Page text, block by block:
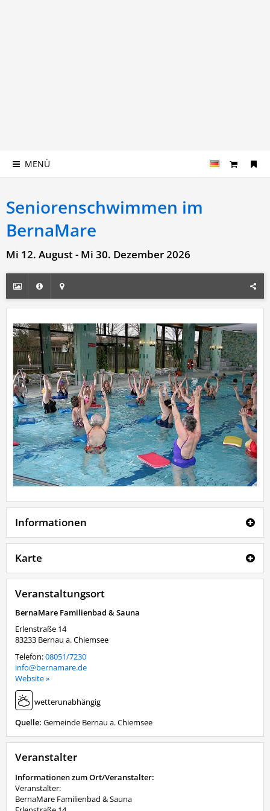
MENÜ
Seniorenschwimmen im
BernaMare
Mi 12. August - Mi 30. Dezember 2026
Informationen
Karte
Veranstaltungsort
BernaMare Familienbad & Sauna
Erlenstraße 14
83233 Bernau a. Chiemsee
Telefon:08051/7230
info@bernamare.de
Website »
wetterunabhängig
Quelle: Gemeinde Bernau a. Chiemsee
Veranstalter
Informationen zum Ort/Veranstalter:
Veranstalter:
BernaMare Familienbad & Sauna